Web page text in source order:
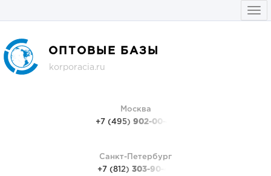
ОПТОВЫЕ БАЗЫ
korporacia.ru
Москва
+7 (495) 902-00-48
Санкт-Петербург
+7 (812) 303-90-48